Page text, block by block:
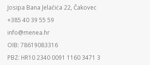
Josipa Bana Jelačića 22, Čakovec
+385 40 39 55 59
info@menea.hr
OIB: 78619083316
PBZ: HR10 2340 0091 1160 3471 3